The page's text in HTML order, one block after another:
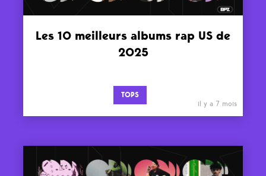
Les 10 meilleurs albums rap US de
2025
TOPS
il y a 7 mois